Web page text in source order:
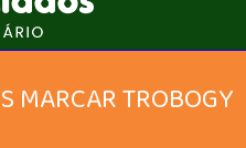
MARCAR TROBOGY